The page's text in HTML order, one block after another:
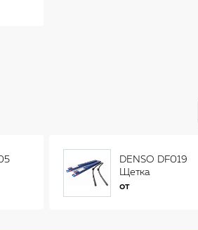
DENSO DF019
Щетка
стеклоочистителя
от